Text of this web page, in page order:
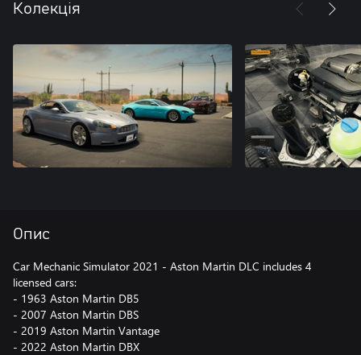
Колекція
Опис
Car Mechanic Simulator 2021 - Aston Martin DLC includes 4
licensed cars:
- 1963 Aston Martin DB5
- 2007 Aston Martin DBS
- 2019 Aston Martin Vantage
- 2022 Aston Martin DBX